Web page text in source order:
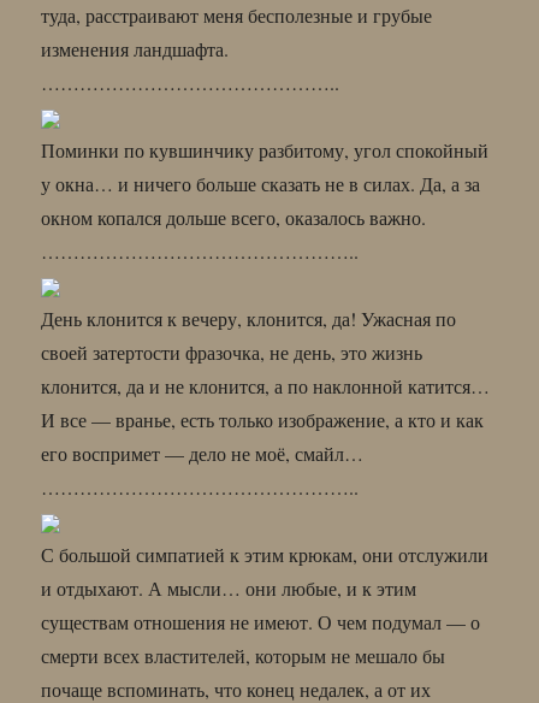
туда, расстраивают меня бесполезные и грубые
изменения ландшафта.
………………………………………..
Поминки по кувшинчику разбитому, угол спокойный
у окна… и ничего больше сказать не в силах. Да, а за
окном копался дольше всего, оказалось важно.
…………………………………………..
День клонится к вечеру, клонится, да! Ужасная по
своей затертости фразочка, не день, это жизнь
клонится, да и не клонится, а по наклонной катится…
И все — вранье, есть только изображение, а кто и как
его воспримет — дело не моё, смайл…
…………………………………………..
С большой симпатией к этим крюкам, они отслужили
и отдыхают. А мысли… они любые, и к этим
существам отношения не имеют. О чем подумал — о
смерти всех властителей, которым не мешало бы
почаще вспоминать, что конец недалек, а от их